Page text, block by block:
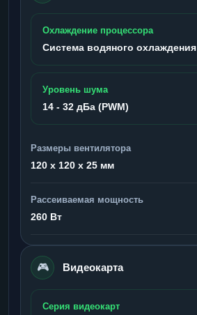
Охлаждение процессора
Система водяного охлаждения
Уровень шума
14 - 32 дБа (PWM)
Размеры вентилятора
120 x 120 x 25 мм
Рассеиваемая мощность
260 Вт
🎮 Видеокарта
Серия видеокарт